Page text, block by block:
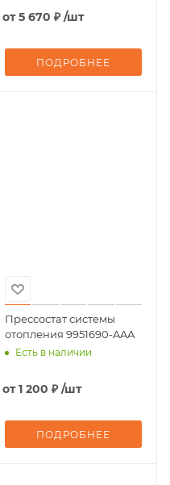
ПРОВОДОМ)
от5 670 ₽ /шт
ПОДРОБНЕЕ
Прессостат системы
отопления 9951690-AAA
Есть в наличии
от1 200 ₽ /шт
ПОДРОБНЕЕ